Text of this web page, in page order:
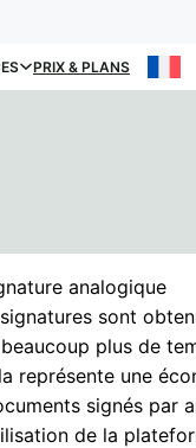
PRIX & PLANS
analogique
sont
plus de
représente une
signés par
de la